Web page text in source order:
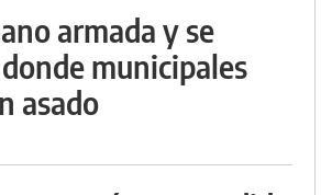
armada y se
municipales
asado